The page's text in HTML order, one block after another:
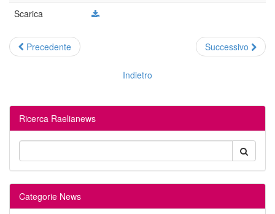
Scarica
Precedente Successivo
Indietro
Ricerca Raelianews
Categorie News